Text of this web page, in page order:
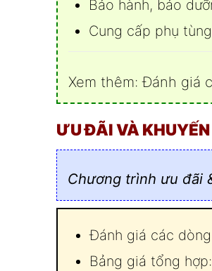
Bảo hành, bảo
Cung cấp phụ
Xem thêm:Đánh giá
ƯU ĐÃI VÀ
Chương trình ưu đãi
Đánh giá các
Bảng giá tổng hợp: